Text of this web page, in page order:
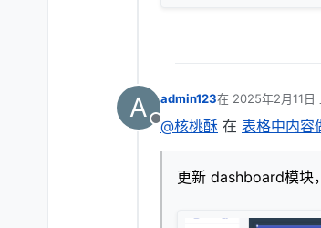
A
离线
admin123在 2025年2月11日
最后由 编辑
@核桃酥 在 表格中内容
更新 dashboard模块